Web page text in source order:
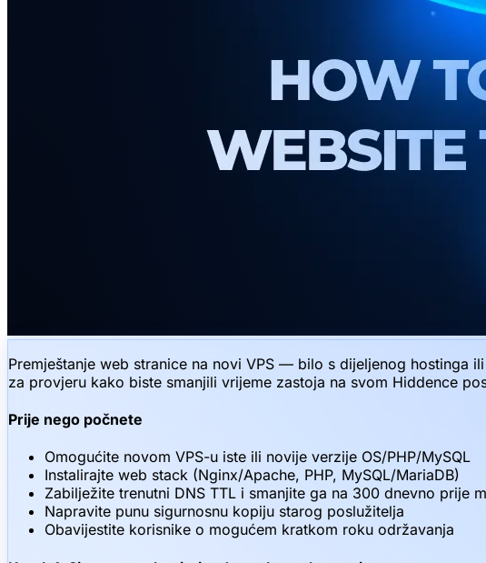
Premještanje web stranice na novi VPS — bilo s dijeljenog
za provjeru kako biste smanjili vrijeme zastoja na svom Hiddence
Prije nego počnete
Omogućite novom VPS-u iste ili novije verzije OS/PHP/MySQL
Instalirajte web stack (Nginx/Apache, PHP, MySQL/MariaDB)
Zabilježite trenutni DNS TTL i smanjite ga na 300 dnevno prije
Napravite punu sigurnosnu kopiju starog poslužitelja
Obavijestite korisnike o mogućem kratkom roku održavanja